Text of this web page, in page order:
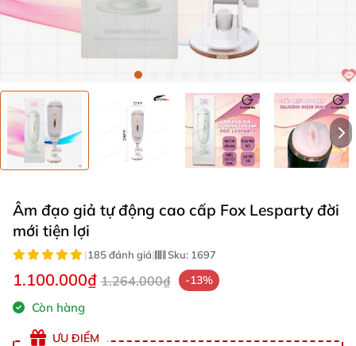
Âm đạo giả tự động cao cấp Fox Lesparty đời
mới tiện lợi
|185 đánh giá| Sku: 1697
1.100.000₫ 1.264.000₫ -13%
Còn hàng
ƯU ĐIỂM